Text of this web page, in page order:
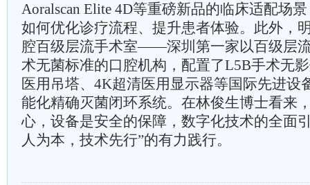
Aoralscan Elite 4D等重磅新品的临床适配场
如何优化诊疗流程、提升患者体验。 此外，
腔百级层流手术室——深圳第一家以百级层
术无菌标准的口腔机构，配置了L5B手术无
医用吊塔、4K超清医用显示器等国际先进设
能化精确灭菌闭环系统。在林俊生博士看来
心，设备是安全的保障，数字化技术的全面
人为本，技术先行”的有力践行。